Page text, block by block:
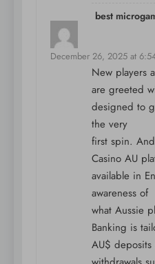
best
says:
December 26, 2025 at
New players
are greeted
designed to
the very
first spin.
Casino AU
available in
awareness of
what Aussie
Banking is
AU$ deposits